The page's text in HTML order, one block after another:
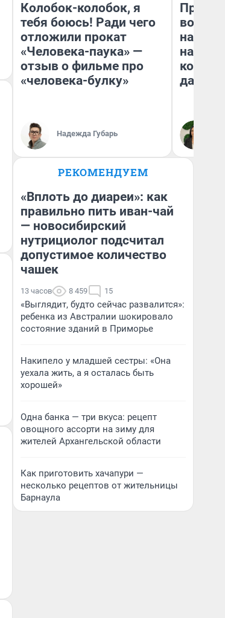
Колобок-колобок, я
тебя боюсь! Ради чего
отложили прокат
«Человека-паука» —
отзыв о фильме про
«человека-булку»
Надежда Губарь
нам
даже
РЕКОМЕНДУЕМ
«Вплоть до диареи»: как
правильно пить иван-чай
— новосибирский
нутрициолог подсчитал
допустимое количество
чашек
13 часов 8 459 15
«Выглядит, будто сейчас развалится»:
ребенка из Австралии шокировало
состояние зданий в Приморье
Накипело у младшей сестры: «Она
уехала жить, а я осталась быть
хорошей»
Одна банка — три вкуса: рецепт
овощного ассорти на зиму для
жителей Архангельской области
Как приготовить хачапури —
несколько рецептов от жительницы
Барнаула